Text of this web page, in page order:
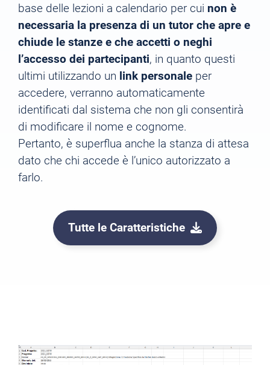
base delle lezioni a calendario per cui non è
necessaria la presenza di un tutor che apre e
chiude le stanze e che accetti o neghi
l’accesso dei partecipanti, in quanto questi
ultimi utilizzando un link personale per
accedere, verranno automaticamente
identificati dal sistema che non gli consentirà
di modificare il nome e cognome.
Pertanto, è superflua anche la stanza di attesa
dato che chi accede è l’unico autorizzato a
farlo.
Tutte le Caratteristiche